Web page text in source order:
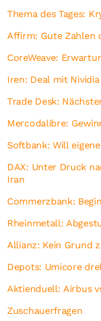
Thema des Tages:
Affirm: Gute Zahlen
CoreWeave:
Iren: Deal mit
Trade Desk:
Mercodalibre:
Softbank: Will
DAX: Unter Druck
Iran
Commerzbank:
Rheinmetall:
Allianz: Kein Grund
Depots: Umicore
Aktienduell: Airbus
Zuschauerfragen